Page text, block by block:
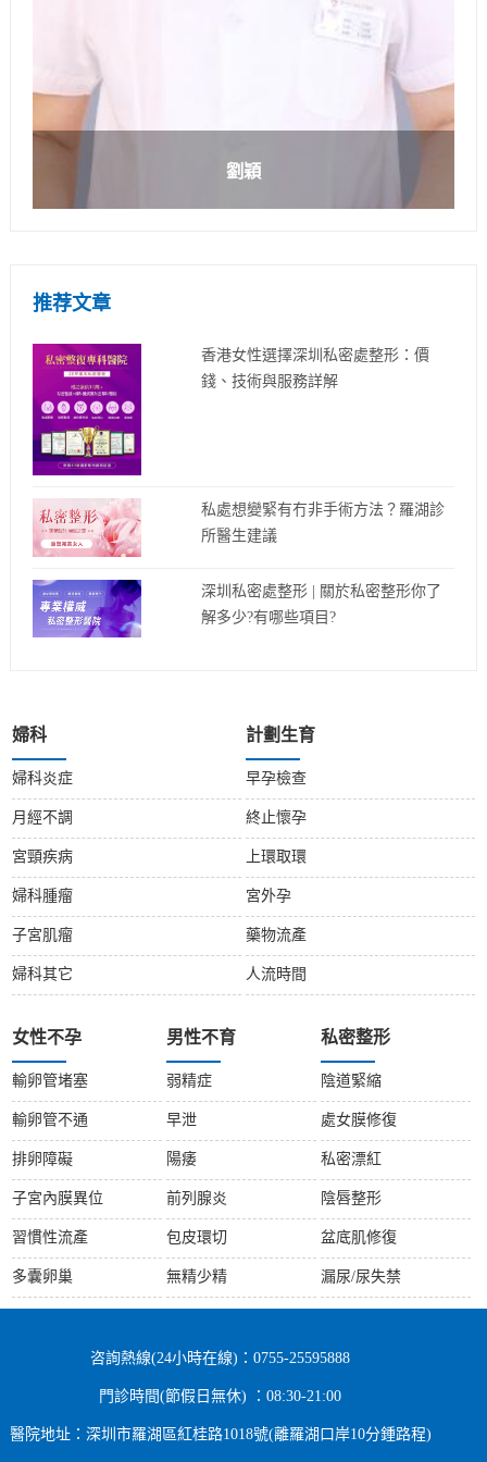
劉穎
推荐文章
香港女性選擇深圳私密處整形：價
錢、技術與服務詳解
私處想變緊有冇非手術方法？羅湖診
所醫生建議
深圳私密處整形 | 關於私密整形你了
解多少?有哪些項目?
婦科
婦科炎症
月經不調
宮頸疾病
婦科腫瘤
子宮肌瘤
婦科其它
計劃生育
早孕檢查
終止懷孕
上環取環
宮外孕
藥物流產
人流時間
女性不孕
輸卵管堵塞
輸卵管不通
排卵障礙
子宮內膜異位
習慣性流產
多囊卵巢
男性不育
弱精症
早泄
陽痿
前列腺炎
包皮環切
無精少精
私密整形
陰道緊縮
處女膜修復
私密漂紅
陰唇整形
盆底肌修復
漏尿/尿失禁
咨詢熱線(24小時在線)：0755-25595888
門診時間(節假日無休) ：08:30-21:00
醫院地址：深圳市羅湖區紅桂路1018號(離羅湖口岸10分鍾路程)